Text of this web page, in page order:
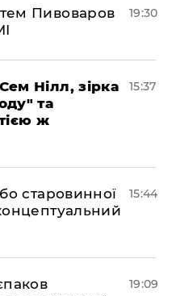
Пивоваров
19:30
Нілл, зірка
та
ж
15:37
старовинної
15:44
19:09